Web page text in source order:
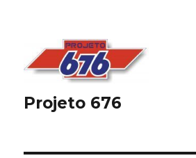
Projeto 676